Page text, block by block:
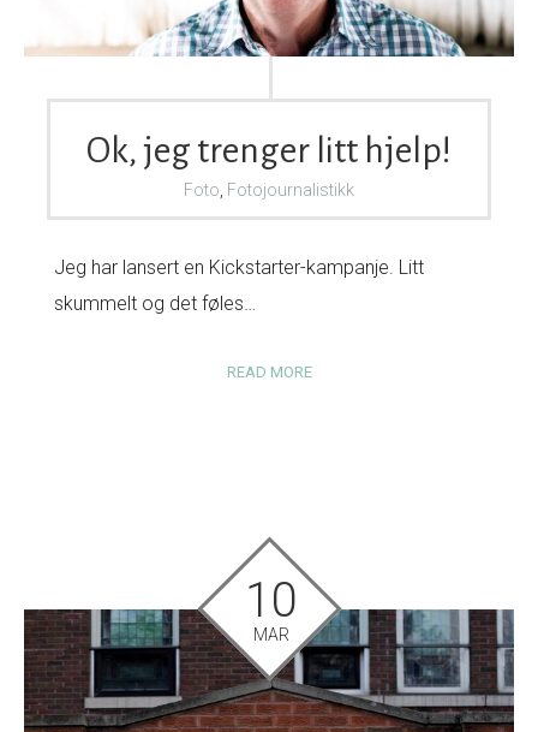
Ok, jeg trenger litt hjelp!
Foto Fotojournalistikk
Jeg har lansert en Kickstarter-kampanje. Litt
skummelt og det føles…
READ MORE
10
MAR